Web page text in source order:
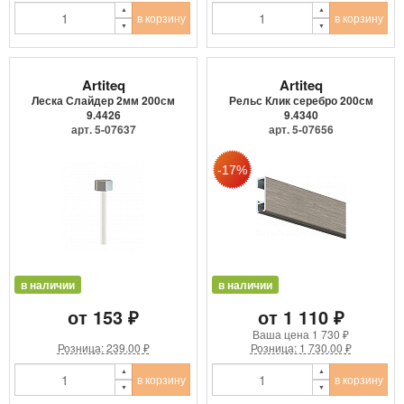
в корзину в корзину
Artiteq
Леска Слайдер 2мм 200см
9.4426
арт. 5-07637
в наличии
от 153 ₽
Розница: 239.00 ₽
в корзину
Artiteq
Рельс Клик серебро 200см
9.4340
арт. 5-07656
в наличии
от 1 110 ₽
Ваша цена 1 730 ₽
Розница: 1 730.00 ₽
в корзину